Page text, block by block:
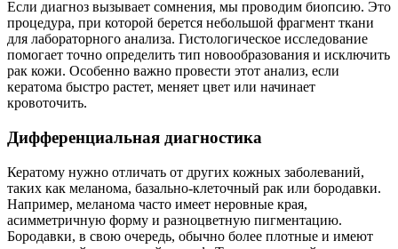
Если диагноз вызывает сомнения, мы проводим биопсию. Это
процедура, при которой берется небольшой фрагмент ткани
для лабораторного анализа. Гистологическое исследование
помогает точно определить тип новообразования и исключить
рак кожи. Особенно важно провести этот анализ, если
кератома быстро растет, меняет цвет или начинает
кровоточить.
Дифференциальная диагностика
Кератому нужно отличать от других кожных заболеваний,
таких как меланома, базально-клеточный рак или бородавки.
Например, меланома часто имеет неровные края,
асимметричную форму и разноцветную пигментацию.
Бородавки, в свою очередь, обычно более плотные и имеют